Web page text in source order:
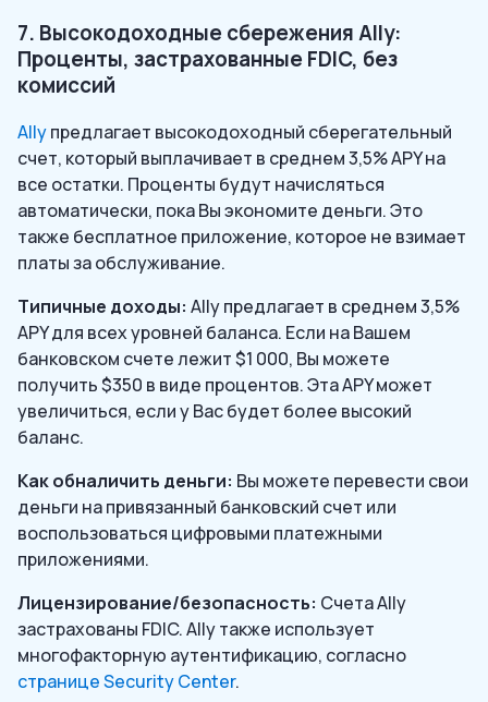
7. Высокодоходные сбережения Ally:
Проценты, застрахованные FDIC, без
комиссий
Allyпредлагает высокодоходный сберегательный
счет, который выплачивает в среднем 3,5% APY на
все остатки. Проценты будут начисляться
автоматически, пока Вы экономите деньги. Это
также бесплатное приложение, которое не взимает
платы за обслуживание.
Типичные доходы: Ally предлагает в среднем 3,5%
APY для всех уровней баланса. Если на Вашем
банковском счете лежит $1 000, Вы можете
получить $350 в виде процентов. Эта APY может
увеличиться, если у Вас будет более высокий
баланс.
Как обналичить деньги: Вы можете перевести свои
деньги на привязанный банковский счет или
воспользоваться цифровыми платежными
приложениями.
Лицензирование/безопасность: Счета Ally
застрахованы FDIC. Ally также использует
многофакторную аутентификацию, согласно
странице Security Center.